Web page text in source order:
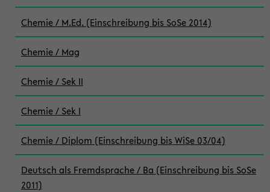
Chemie / M.Ed. (Einschreibung bis SoSe 2014)
Chemie / Mag
Chemie / Sek II
Chemie / Sek I
Chemie / Diplom (Einschreibung bis WiSe 03/04)
Deutsch als Fremdsprache / Ba (Einschreibung bis SoSe
2011)